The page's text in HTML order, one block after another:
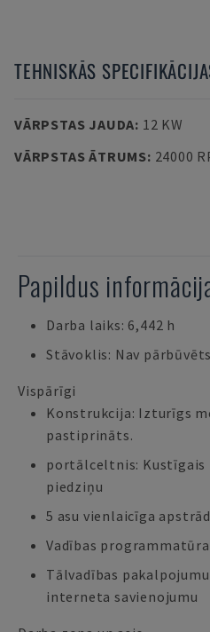
TEHNISKĀS
VĀRPSTAS JAUDA: 12 KW
VĀRPSTAS ĀTRUMS: 24000
Papildus
Darba laiks: 6,442 h
Stāvoklis: Nav
Vispārīgi
Konstrukcija: Izturīgs
pastiprināts.
portālceltnis:
piedziņu
5 asu vienlaicīga
Vadības
Tālvadības
interneta savienojumu